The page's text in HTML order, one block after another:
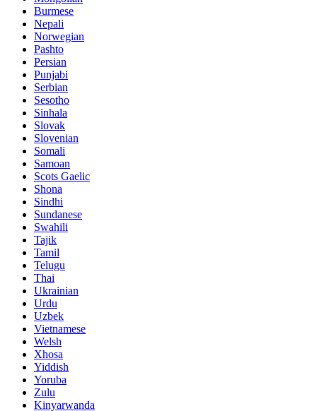
Burmese
Nepali
Norwegian
Pashto
Persian
Punjabi
Serbian
Sesotho
Sinhala
Slovak
Slovenian
Somali
Samoan
Scots Gaelic
Shona
Sindhi
Sundanese
Swahili
Tajik
Tamil
Telugu
Thai
Ukrainian
Urdu
Uzbek
Vietnamese
Welsh
Xhosa
Yiddish
Yoruba
Zulu
Kinyarwanda